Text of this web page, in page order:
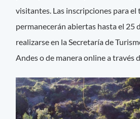
visitantes. Las inscripciones para el
permanecerán abiertas hasta el 25
realizarse en la Secretaría de
Andes o de manera online a través